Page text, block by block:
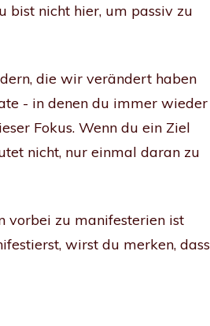
bist nicht hier, um passiv zu
die wir verändert haben
- in denen du immer wieder
Fokus. Wenn du ein Ziel
nicht, nur einmal daran zu
vorbei zu manifesterien ist
wirst du merken, dass